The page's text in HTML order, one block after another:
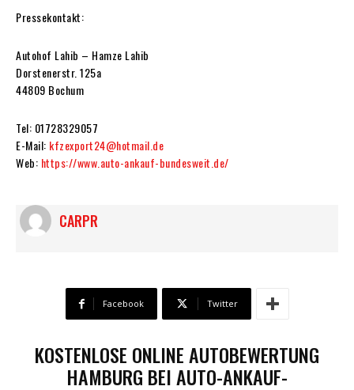
Pressekontakt:
Autohof Lahib – Hamze Lahib
Dorstenerstr. 125a
44809 Bochum
Tel: 01728329057
E-Mail: kfzexport24@hotmail.de
Web: https://www.auto-ankauf-bundesweit.de/
CARPR
Facebook Twitter
KOSTENLOSE ONLINE AUTOBEWERTUNG
HAMBURG BEI AUTO-ANKAUF-